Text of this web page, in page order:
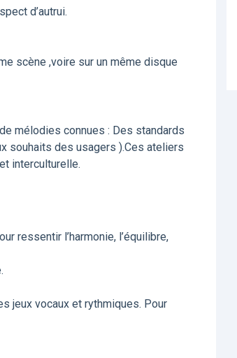
d’autrui.
scène ,voire sur un même disque
mélodies connues : Des standards
souhaits des usagers ).Ces ateliers
interculturelle.
ressentir l’harmonie, l’équilibre,
jeux vocaux et rythmiques. Pour